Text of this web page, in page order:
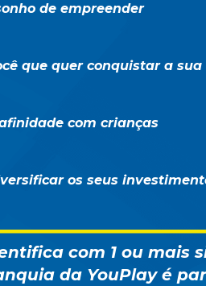
de empreender
que quer conquistar a
com crianças
os seus
com 1 ou mais
da YouPlay é